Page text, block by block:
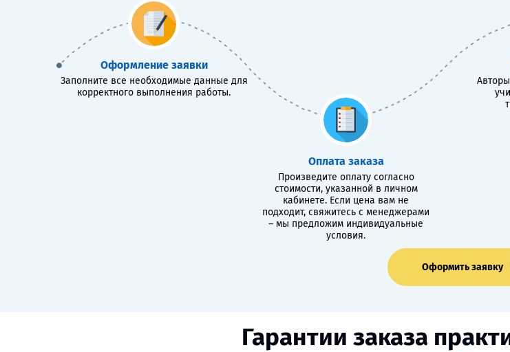
Оформление заявки
Заполните все необходимые данные для
корректного выполнения работы.
Оплата заказа
Произведите оплату согласно
стоимости, указанной в личном
кабинете. Если цена вам не
подходит, свяжитесь с менеджерами
– мы предложим индивидуальные
условия.
Оформить заявку
Гарантии заказа